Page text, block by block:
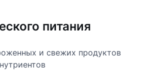
питания
и свежих продуктов